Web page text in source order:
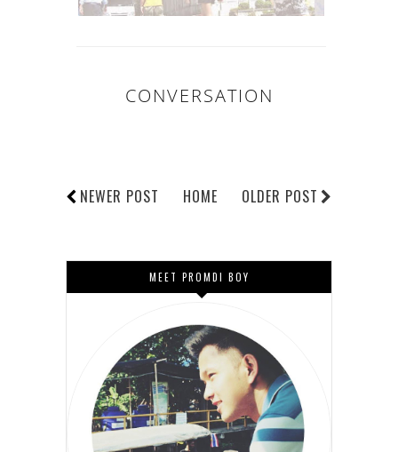
CONVERSATION
NEWER POST OLDER POST
HOME
MEET PROMDI BOY